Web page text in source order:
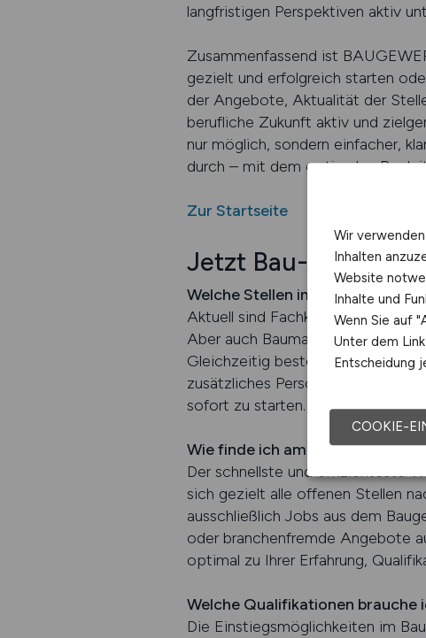
langfristigen Perspektiven aktiv
Zusammenfassend ist
gezielt und erfolgreich starten
der Angebote, Aktualität der
berufliche Zukunft aktiv und
nur möglich, sondern einfacher,
durch – mit dem optimalen
Zur Startseite
Jetzt Bau-Stelle
Welche Stellen im Baugewerbe
Aktuell sind Fachkräfte wie
Aber auch Baumaschinenführer,
Gleichzeitig besteht großer
zusätzliches Personal benötigen.
sofort zu starten.
Wie finde ich am schnellsten die
Der schnellste und effizienteste
sich gezielt alle offenen Stellen
ausschließlich Jobs aus dem
oder branchenfremde Angebote
optimal zu Ihrer Erfahrung,
Welche Qualifikationen brauche
Die Einstiegsmöglichkeiten im
Wir
Inhalten
Website
Inhalte und
Wenn Sie auf
Unter dem
Entscheidung
COOKIE-